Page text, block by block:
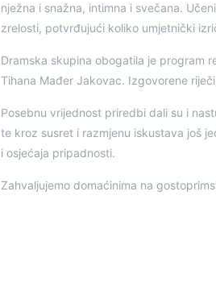
nježna i snažna, intimna i svečana.
zrelosti, potvrđujući koliko umjetnički
Dramska skupina obogatila je program
Tihana Mađer Jakovac. Izgovorene
Posebnu vrijednost priredbi dali su i
te kroz susret i razmjenu iskustava još
i osjećaja pripadnosti.
Zahvaljujemo domaćinima na